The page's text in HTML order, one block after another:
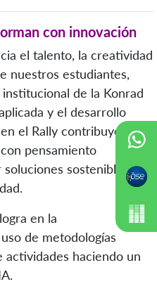
con innovación
el talento, la creatividad
nuestros estudiantes,
de la Konrad
y el desarrollo
el Rally contribuye a la
pensamiento
sostenibles con
en la
de metodologías
actividades haciendo un